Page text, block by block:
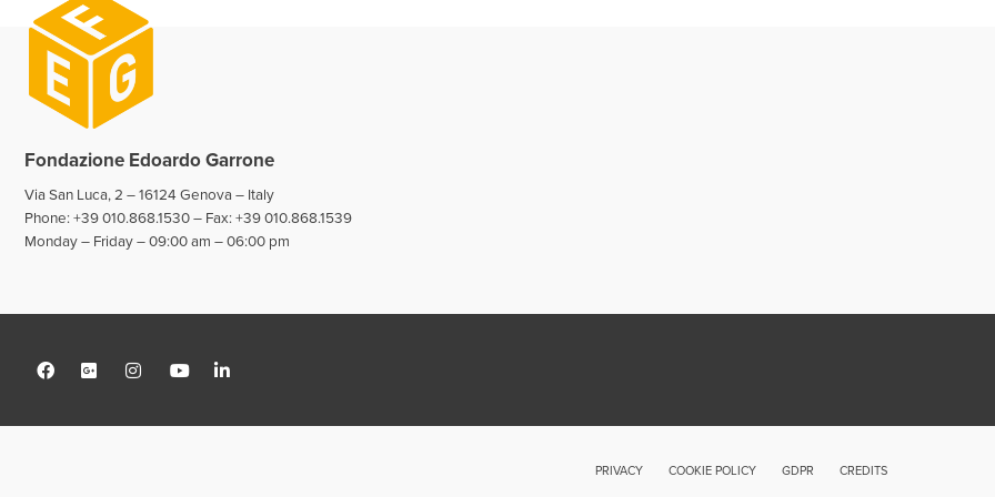
Fondazione Edoardo Garrone
Via San Luca, 2 – 16124 Genova – Italy
Phone: +39 010.868.1530 – Fax: +39 010.868.1539
Monday – Friday – 09:00 am – 06:00 pm
PRIVACY COOKIE POLICY GDPR CREDITS